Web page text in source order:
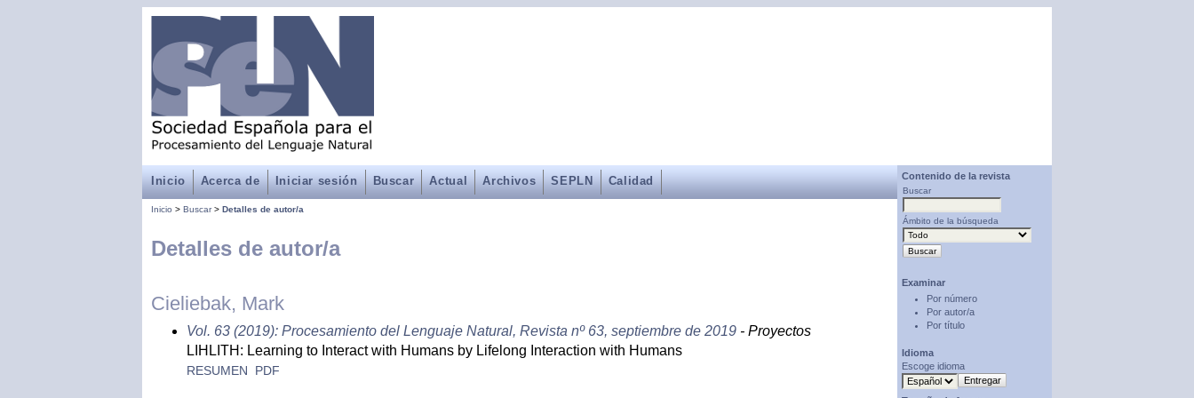
Contenido de la revista
Buscar
Ámbito de la búsqueda
Examinar
Por número
Por autor/a
Por título
Idioma
Escoge idioma
Inicio Acerca de Iniciar sesión Buscar Actual Archivos SEPLN Calidad
Inicio > Buscar> Detalles de autor/a
Detalles de autor/a
Cieliebak, Mark
Vol. 63 (2019): Procesamiento del Lenguaje Natural, Revista nº 63, septiembre de 2019 - Proyectos
LIHLITH: Learning to Interact with Humans by Lifelong Interaction with Humans
RESUMEN PDF